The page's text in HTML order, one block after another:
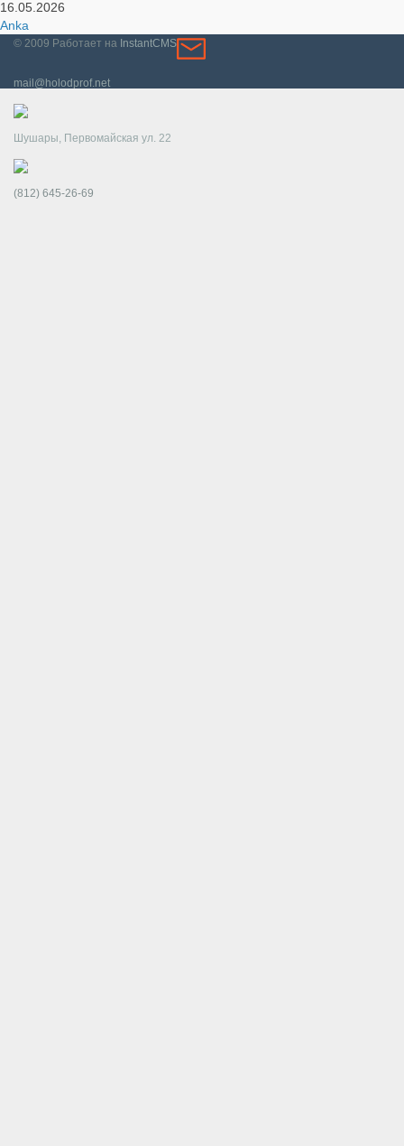
16.05.2026
Anka
© 2009 Работает на InstantCMS
mail@holodprof.net
Шушары, Первомайская ул. 22
(812) 645-26-69